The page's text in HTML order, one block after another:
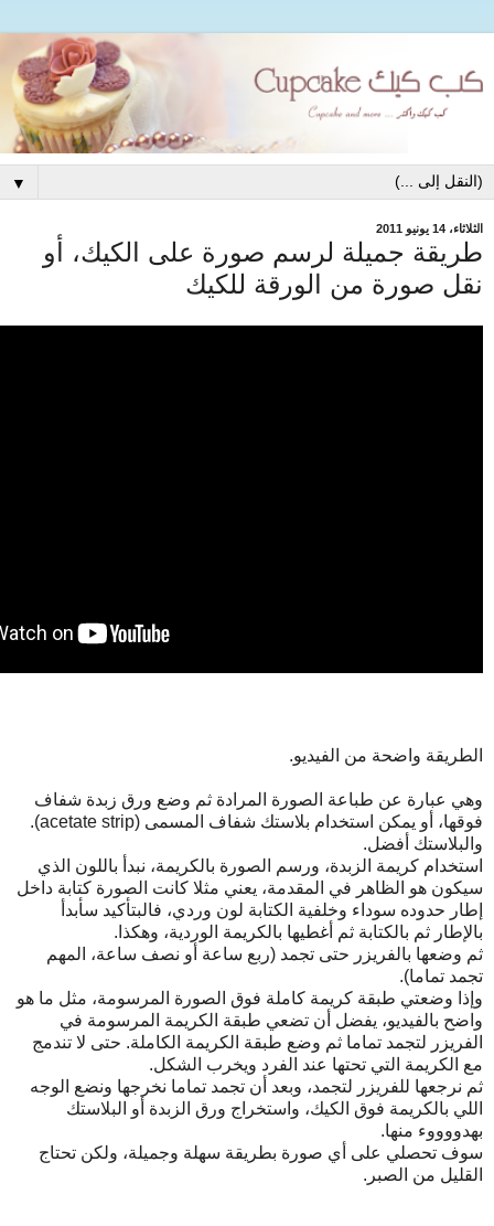
▼
الثلاثاء، 14 يونيو 2011
طريقة جميلة لرسم صورة على الكيك، أو
نقل صورة من الورقة للكيك
الطريقة واضحة من الفيديو.
وهي عبارة عن طباعة الصورة المرادة ثم وضع ورق زبدة شفاف
فوقها، أو يمكن استخدام بلاستك شفاف المسمى (acetate strip).
والبلاستك أفضل.
استخدام كريمة الزبدة، ورسم الصورة بالكريمة، نبدأ باللون الذي
سيكون هو الظاهر في المقدمة، يعني مثلا كانت الصورة كتابة داخل
إطار حدوده سوداء وخلفية الكتابة لون وردي، فالبتأكيد سأبدأ
بالإطار ثم بالكتابة ثم أغطيها بالكريمة الوردية، وهكذا.
ثم وضعها بالفريزر حتى تجمد (ربع ساعة أو نصف ساعة، المهم
تجمد تماما).
وإذا وضعتي طبقة كريمة كاملة فوق الصورة المرسومة، مثل ما هو
واضح بالفيديو، يفضل أن تضعي طبقة الكريمة المرسومة في
الفريزر لتجمد تماما ثم وضع طبقة الكريمة الكاملة. حتى لا تندمج
مع الكريمة التي تحتها عند الفرد ويخرب الشكل.
ثم نرجعها للفريزر لتجمد، وبعد أن تجمد تماما نخرجها ونضع الوجه
اللي بالكريمة فوق الكيك، واستخراج ورق الزبدة أو البلاستك
بهدووووء منها.
سوف تحصلي على أي صورة بطريقة سهلة وجميلة، ولكن تحتاج
القليل من الصبر.